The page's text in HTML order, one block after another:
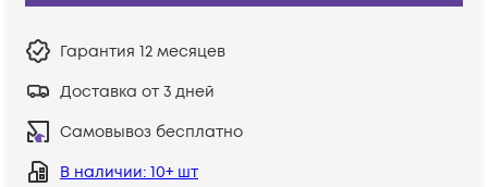
Гарантия 12 месяцев
Доставка от 3 дней
Самовывоз бесплатно
В наличии: 10+ шт